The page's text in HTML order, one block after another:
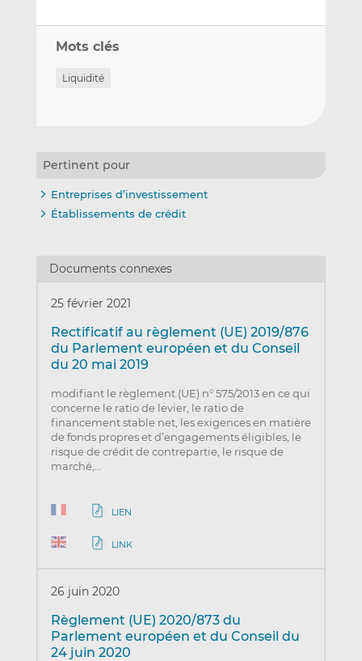
Mots clés
Liquidité
Pertinent pour
Entreprises d’investissement
Établissements de crédit
Documents connexes
25 février 2021
Rectificatif au règlement (UE) 2019/876
du Parlement européen et du Conseil
du 20 mai 2019
modifiant le règlement (UE) n° 575/2013 en ce qui
concerne le ratio de levier, le ratio de
financement stable net, les exigences en matière
de fonds propres et d’engagements éligibles, le
risque de crédit de contrepartie, le risque de
marché,…
LIEN
LINK
26 juin 2020
Règlement (UE) 2020/873 du
Parlement européen et du Conseil du
24 juin 2020